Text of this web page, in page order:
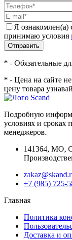
Я ознакомлен(а)
принимаю условия
Отправить
* - Обязательные
* - Цена на сайте
цену товара
Подробную
условиях и сроках
менеджеров.
141364, МО,
+7 (985) 725-
Главная
Политика
Доставка и